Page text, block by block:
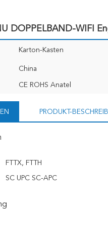
DOPPELBAND-WIFI
Karton-Kasten
China
CE ROHS Anatel
PRODUKT-
FTTX, FTTH
SC UPC SC-APC